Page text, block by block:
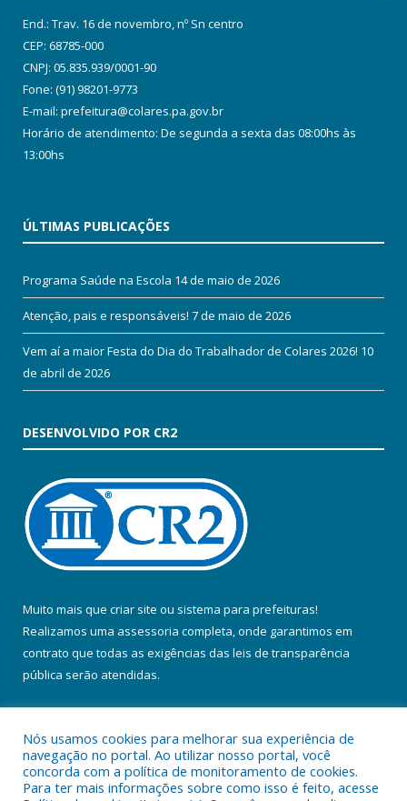
End.: Trav. 16 de novembro, nº Sn centro
CEP: 68785-000
CNPJ: 05.835.939/0001-90
Fone: (91) 98201-9773
E-mail: prefeitura@colares.pa.gov.br
Horário de atendimento: De segunda a sexta das 08:00hs às
13:00hs
ÚLTIMAS PUBLICAÇÕES
Programa Saúde na Escola 14 de maio de 2026
Atenção, pais e responsáveis! 7 de maio de 2026
Vem aí a maior Festa do Dia do Trabalhador de Colares 2026! 10
de abril de 2026
DESENVOLVIDO POR CR2
Muito mais que criar site ou sistema para prefeituras!
Realizamos uma assessoria completa, onde garantimos em
contrato que todas as exigências das leis de transparência
pública serão atendidas.
Nós usamos cookies para melhorar sua experiência de
navegação no portal. Ao utilizar nosso portal, você
concorda com a política de monitoramento de cookies.
Para ter mais informações sobre como isso é feito, acesse